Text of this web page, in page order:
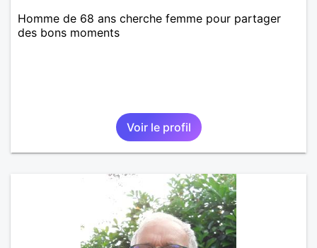
Homme de 68 ans cherche femme pour partager
des bons moments
Voir le profil